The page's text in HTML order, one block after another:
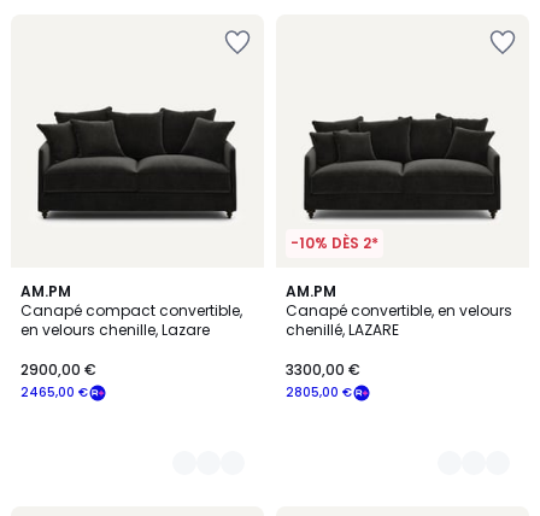
AM.PM
Canapé compact convertible,
en velours chenille, Lazare
2465,00 €
2900,00 €
8
Couleurs
-10% DÈS 2*
AM.PM
Canapé convertible, en velours
chenillé, LAZARE
2805,00 €
3300,00 €
8
Couleurs